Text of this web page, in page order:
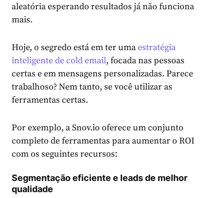
aleatória esperando resultados já não funciona
mais.
Hoje, o segredo está em ter umaestratégia
inteligente de cold email, focada nas pessoas
certas e em mensagens personalizadas. Parece
trabalhoso? Nem tanto, se você utilizar as
ferramentas certas.
Por exemplo, a Snov.io oferece um conjunto
completo de ferramentas para aumentar o ROI
com os seguintes recursos:
Segmentação eficiente e leads de melhor
qualidade